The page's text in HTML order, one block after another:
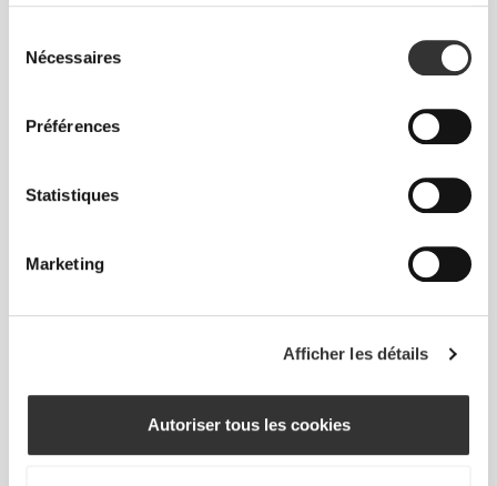
Nécessaires
Préférences
Statistiques
Marketing
Afficher les détails
Autoriser tous les cookies
Produits Favoris Voir tout